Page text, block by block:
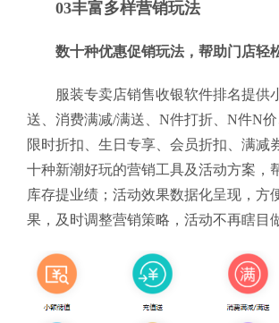
03丰富多样营销玩法
数十种优惠促销玩法，帮助门店轻
服装专卖店销售收银软件排名提供
送、消费满减/满送、N件打折、N件N价
限时折扣、生日专享、会员折扣、满减
十种新潮好玩的营销工具及活动方案，
库存提业绩；活动效果数据化呈现，方
果，及时调整营销策略，活动不